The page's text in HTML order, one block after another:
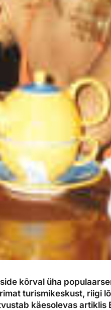
kõrval üha
turismikeskust, riigi
käesolevas artiklis